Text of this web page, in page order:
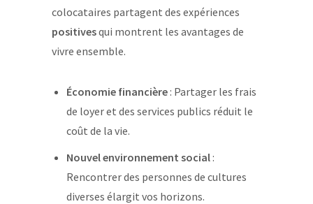
colocataires partagent des expériences
positivesqui montrent les avantages de
vivre ensemble.
Économie financière: Partager les frais
de loyer et des services publics réduit le
coût de la vie.
Nouvel environnement social:
Rencontrer des personnes de cultures
diverses élargit vos horizons.